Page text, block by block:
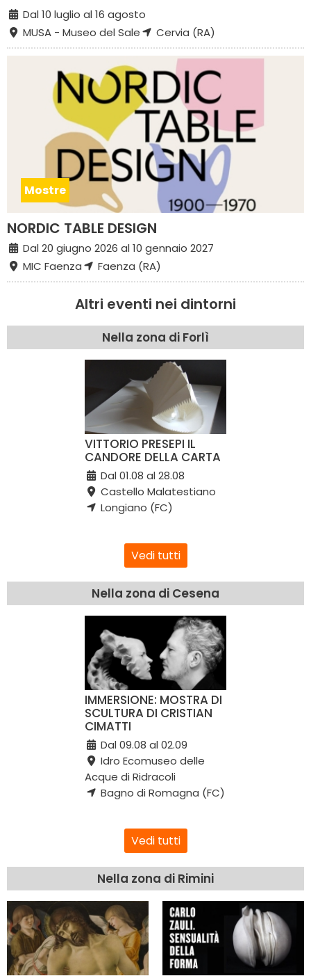
Dal 10 luglio al 16 agosto
MUSA - Museo del Sale
Cervia (RA)
Mostre
NORDIC TABLE DESIGN
Dal 20 giugno 2026 al 10 gennaio 2027
MIC Faenza
Faenza (RA)
Altri eventi nei dintorni
Nella zona di Forlì
VITTORIO PRESEPI IL
CANDORE DELLA CARTA
Dal 01.08 al 28.08
Castello Malatestiano
Longiano (FC)
Vedi tutti
Nella zona di Cesena
IMMERSIONE: MOSTRA DI
SCULTURA DI CRISTIAN
CIMATTI
Dal 09.08 al 02.09
Idro Ecomuseo delle
Acque di Ridracoli
Bagno di Romagna (FC)
Vedi tutti
Nella zona di Rimini